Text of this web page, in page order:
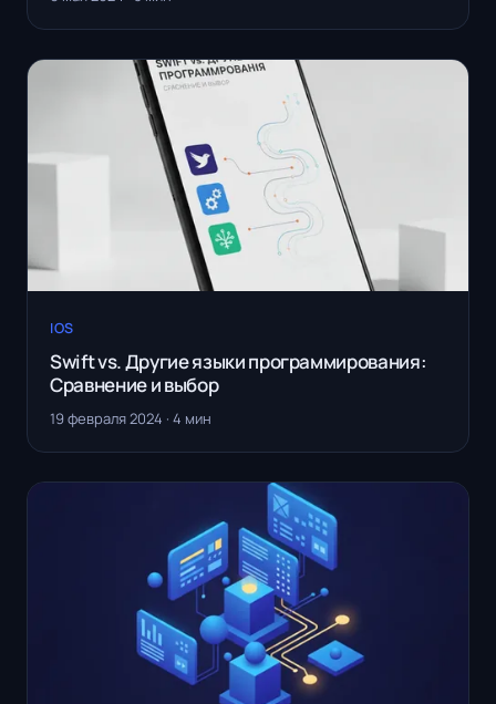
IOS
Swift vs. Другие языки программирования:
Сравнение и выбор
19 февраля 2024 · 4 мин